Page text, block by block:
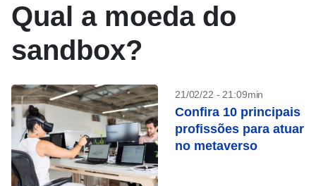
Qual a moeda do
sandbox?
21/02/22 - 21:09min
Confira 10 principais
profissões para atuar
no metaverso